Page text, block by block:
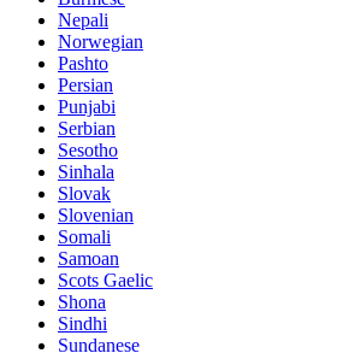
Nepali
Norwegian
Pashto
Persian
Punjabi
Serbian
Sesotho
Sinhala
Slovak
Slovenian
Somali
Samoan
Scots Gaelic
Shona
Sindhi
Sundanese